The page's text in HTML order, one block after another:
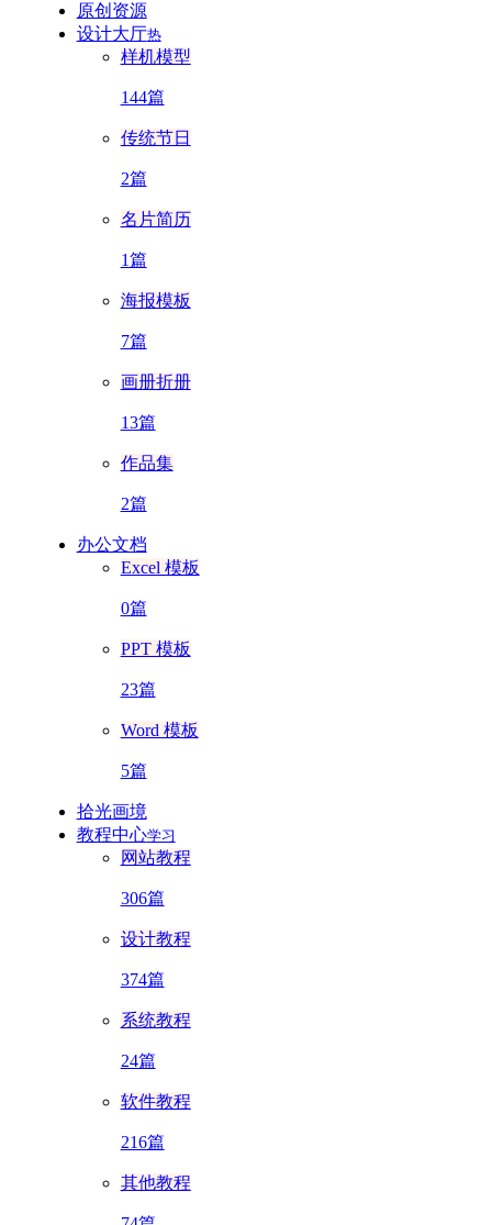
原创资源
设计大厅热
样机模型
144篇
传统节日
2篇
名片简历
1篇
海报模板
7篇
画册折册
13篇
作品集
2篇
办公文档
Excel 模板
0篇
PPT 模板
23篇
Word 模板
5篇
拾光画境
教程中心学习
网站教程
306篇
设计教程
374篇
系统教程
24篇
软件教程
216篇
其他教程